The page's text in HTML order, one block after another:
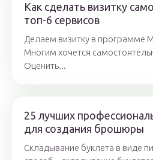
Как сделать визитку
топ-6 сервисов
Делаем визитку в программе
Многим хочется
Оценить...
25 лучших
для создания брошюры
Складывание буклета в виде